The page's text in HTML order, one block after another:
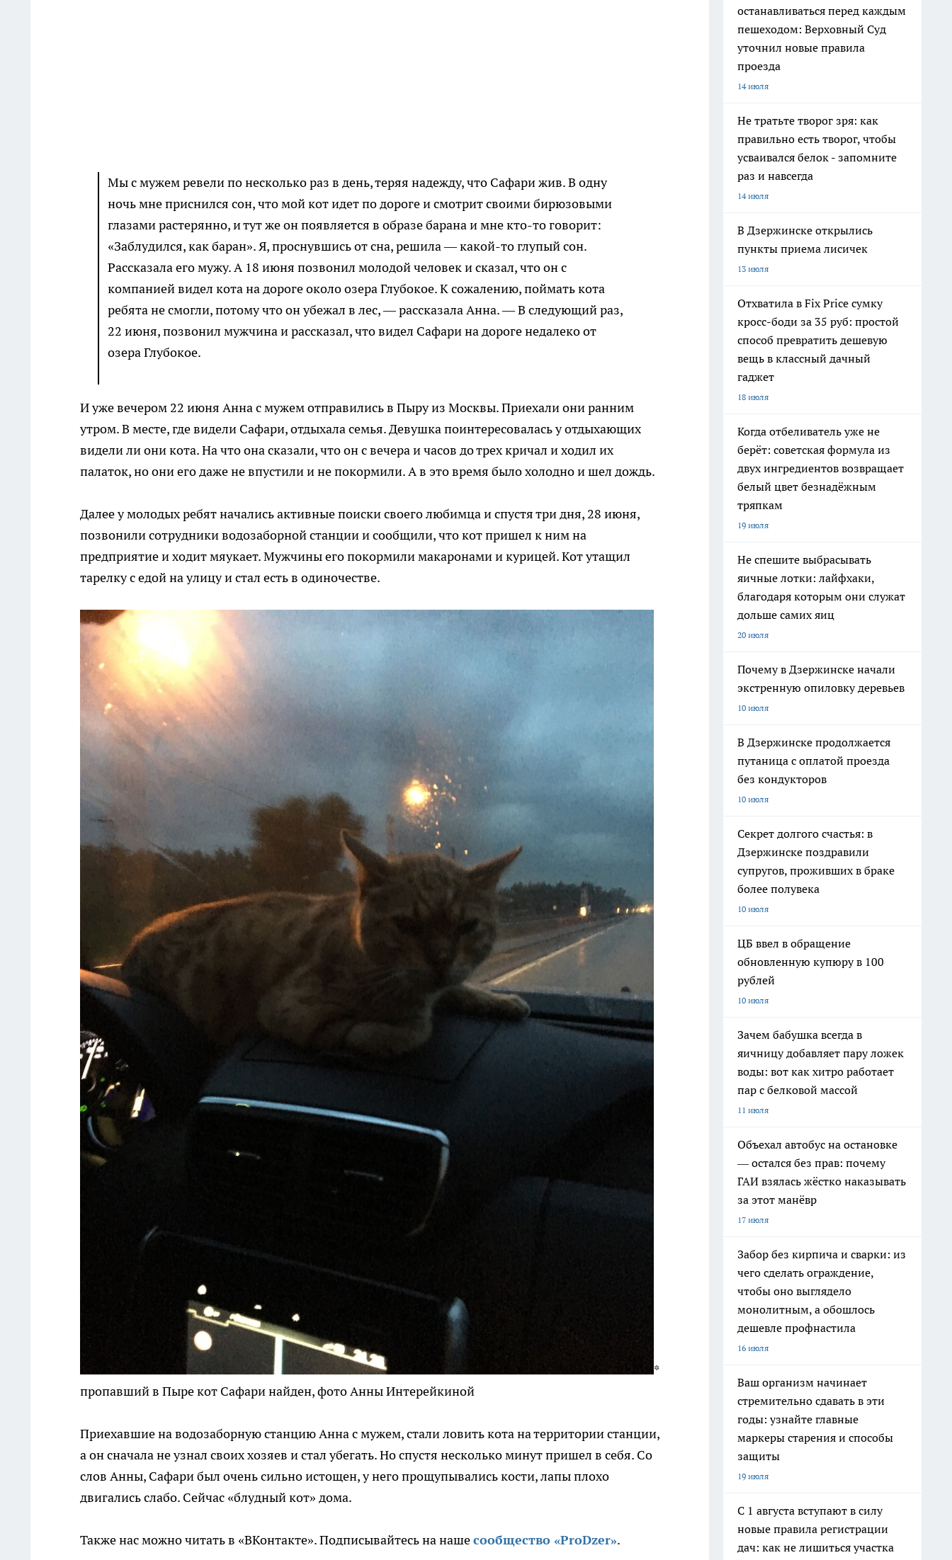
Мы с мужем ревели по несколько раз в день, теряя надежду, что Сафари жив. В одну
ночь мне приснился сон, что мой кот идет по дороге и смотрит своими бирюзовыми
глазами растерянно, и тут же он появляется в образе барана и мне кто-то говорит:
«Заблудился, как баран». Я, проснувшись от сна, решила — какой-то глупый сон.
Рассказала его мужу. А 18 июня позвонил молодой человек и сказал, что он с
компанией видел кота на дороге около озера Глубокое. К сожалению, поймать кота
ребята не смогли, потому что он убежал в лес, — рассказала Анна. — В следующий раз,
22 июня, позвонил мужчина и рассказал, что видел Сафари на дороге недалеко от
озера Глубокое.
И уже вечером 22 июня Анна с мужем отправились в Пыру из Москвы. Приехали они ранним
утром. В месте, где видели Сафари, отдыхала семья. Девушка поинтересовалась у отдыхающих
видели ли они кота. На что она сказали, что он с вечера и часов до трех кричал и ходил их
палаток, но они его даже не впустили и не покормили. А в это время было холодно и шел дождь.
Далее у молодых ребят начались активные поиски своего любимца и спустя три дня, 28 июня,
позвонили сотрудники водозаборной станции и сообщили, что кот пришел к ним на
предприятие и ходит мяукает. Мужчины его покормили макаронами и курицей. Кот утащил
тарелку с едой на улицу и стал есть в одиночестве.
*
пропавший в Пыре кот Сафари найден, фото Анны Интерейкиной
Приехавшие на водозаборную станцию Анна с мужем, стали ловить кота на территории станции,
а он сначала не узнал своих хозяев и стал убегать. Но спустя несколько минут пришел в себя. Со
слов Анны, Сафари был очень сильно истощен, у него прощупывались кости, лапы плохо
двигались слабо. Сейчас «блудный кот» дома.
Также нас можно читать в «ВКонтакте». Подписывайтесь на нашесообщество «ProDzer».
останавливаться перед каждым
пешеходом: Верховный Суд
уточнил новые правила
проезда
14 июля
Не тратьте творог зря: как
правильно есть творог, чтобы
усваивался белок - запомните
раз и навсегда
14 июля
В Дзержинске открылись
пункты приема лисичек
13 июля
Отхватила в Fix Price сумку
кросс-боди за 35 руб: простой
способ превратить дешевую
вещь в классный дачный
гаджет
18 июля
Когда отбеливатель уже не
берёт: советская формула из
двух ингредиентов возвращает
белый цвет безнадёжным
тряпкам
19 июля
Не спешите выбрасывать
яичные лотки: лайфхаки,
благодаря которым они служат
дольше самих яиц
20 июля
Почему в Дзержинске начали
экстренную опиловку деревьев
10 июля
В Дзержинске продолжается
путаница с оплатой проезда
без кондукторов
10 июля
Секрет долгого счастья: в
Дзержинске поздравили
супругов, проживших в браке
более полувека
10 июля
ЦБ ввел в обращение
обновленную купюру в 100
рублей
10 июля
Зачем бабушка всегда в
яичницу добавляет пару ложек
воды: вот как хитро работает
пар с белковой массой
11 июля
Объехал автобус на остановке
— остался без прав: почему
ГАИ взялась жёстко наказывать
за этот манёвр
17 июля
Забор без кирпича и сварки: из
чего сделать ограждение,
чтобы оно выглядело
монолитным, а обошлось
дешевле профнастила
16 июля
Ваш организм начинает
стремительно сдавать в эти
годы: узнайте главные
маркеры старения и способы
защиты
19 июля
С 1 августа вступают в силу
новые правила регистрации
дач: как не лишиться участка